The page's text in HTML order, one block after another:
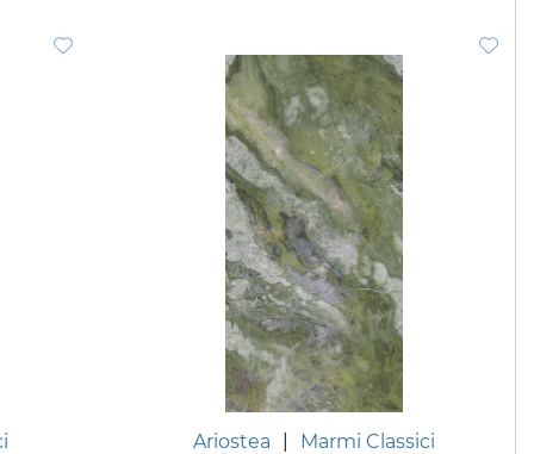
Ariostea Marmi Classici